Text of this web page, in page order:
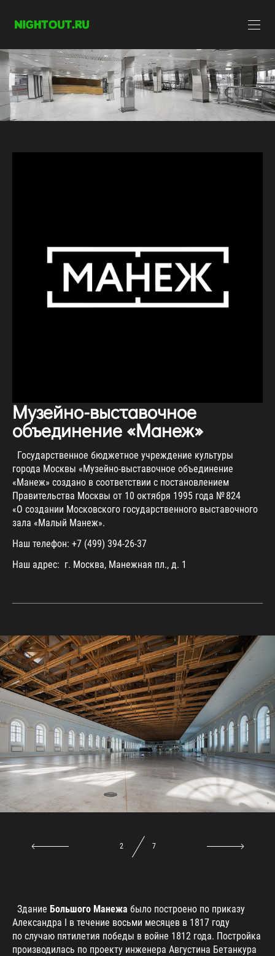
Музейно-выставочное
объединение «Манеж»
Государственное бюджетное учреждение культуры
города Москвы «Музейно-выставочное объединение
«Манеж» создано в соответствии с постановлением
Правительства Москвы от 10 октября 1995 года № 824
«О создании Московского государственного выставочного
зала «Малый Манеж».
Наш телефон: +7 (499) 394-26-37
Наш адрес: г. Москва, Манежная пл., д. 1
Здание Большого Манежа было построено по приказу
Александра I в течение восьми месяцев в 1817 году
по случаю пятилетия победы в войне 1812 года. Постройка
производилась по проекту инженера Августина Бетанкура
2 7